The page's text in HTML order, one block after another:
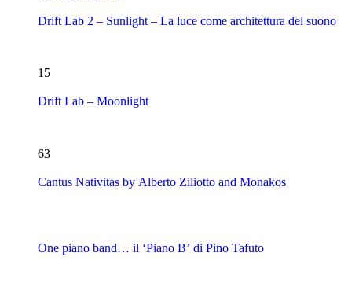
Drift Lab 2 – Sunlight – La luce come architettura del suono
15
Drift Lab – Moonlight
63
Cantus Nativitas by Alberto Ziliotto and Monakos
One piano band… il ‘Piano B’ di Pino Tafuto